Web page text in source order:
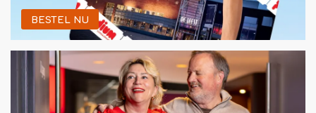
BESTEL NU